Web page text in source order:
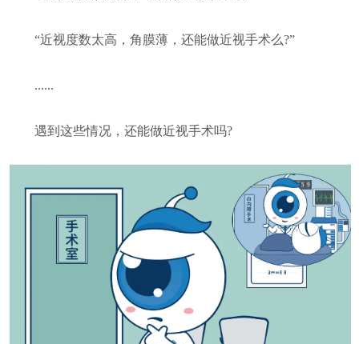
“近视度数太高，角膜薄，还能做近视手术么?”
......
遇到这些情况，还能做近视手术吗?